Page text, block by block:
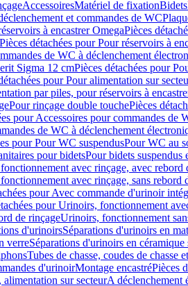
AccessoiresMatériel de fixationBidets
et commandes de WC
à encastrer OmegaPièces
Pièces détachées pour Pour réservoirs à
de WC à déclenchement
Sigma 12 cmPièces détachées pour
pour Pour alimentation sur
par piles, pour réservoirs à
Pour rinçage double touchePièces
pour Accessoires pour commandes de
de WC à déclenchement
pour Pour WC suspendusPour WC au
pour bidetsPour bidets suspendus
avec rinçage, avec rebord
avec rinçage, sans rebord
pour Avec commande d'urinoir
pour Urinoirs, fonctionnement
de rinçageUrinoirs, fonctionnement
d'urinoirsSéparations d'urinoirs en
verreSéparations d'urinoirs en céramique
Tubes de chasse, coudes de chasse
d'urinoirMontage encastréPièces
sur secteurA déclenchement